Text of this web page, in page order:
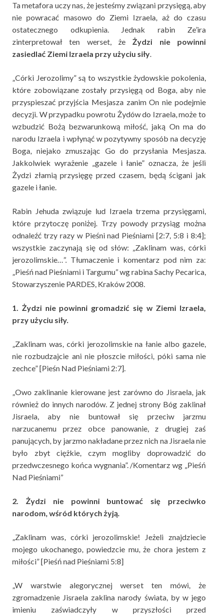
Ta metafora uczy nas, że jesteśmy związani przysięgą, aby
nie powracać masowo do Ziemi Izraela, aż do czasu
ostatecznego odkupienia. Jednak rabin Ze’ira
zinterpretował ten werset, żeŻydzi nie powinni
zasiedlać Ziemi Izraela przy użyciu siły.
„Córki Jerozolimy” są to wszystkie żydowskie pokolenia,
które zobowiązane zostały przysięgą od Boga, aby nie
przyspieszać przyjścia Mesjasza zanim On nie podejmie
decyzji. W przypadku powrotu Żydów do Izraela, może to
wzbudzić Bożą bezwarunkową miłość, jaką On ma do
narodu Izraela i wpłynąć w pozytywny sposób na decyzję
Boga, niejako zmuszając Go do przysłania Mesjasza.
Jakkolwiek wyrażenie „gazele i łanie” oznacza, że jeśli
Żydzi złamią przysięgę przed czasem, będą ścigani jak
gazele i łanie.
Rabin Jehuda związuje lud Izraela trzema przysięgami,
które przytoczę poniżej. Trzy powody przysiąg można
odnaleźć trzy razy w Pieśni nad Pieśniami [2:7, 5:8 i 8:4];
wszystkie zaczynają się od słów: „Zaklinam was, córki
jerozolimskie…”. Tłumaczenie i komentarz pod nim za:
„Pieśń nad Pieśniami i Targumu” wg rabina Sachy Pecarica,
Stowarzyszenie PARDES, Kraków 2008.
1. Żydzi nie powinni gromadzić się w Ziemi Izraela,
przy użyciu siły.
„Zaklinam was, córki jerozolimskie na łanie albo gazele,
nie rozbudzajcie ani nie płoszcie miłości, póki sama nie
zechce” [Pieśn Nad Pieśniami 2:7].
„Owo zaklinanie kierowane jest zarówno do Jisraela, jak
również do innych narodów. Z jednej strony Bóg zaklinał
Jisraela, aby nie buntował się przeciw jarzmu
narzucanemu przez obce panowanie, z drugiej zaś
panujących, by jarzmo nakładane przez nich na Jisraela nie
było zbyt ciężkie, czym mogliby doprowadzić do
przedwczesnego końca wygnania”. /Komentarz wg „Pieśń
Nad Pieśniami”
2. Żydzi nie powinni buntować się przeciwko
narodom, wśród których żyją.
„Zaklinam was, córki jerozolimskie! Jeżeli znajdziecie
mojego ukochanego, powiedzcie mu, że chora jestem z
miłości” [Pieśń nad Pieśniami 5:8]
„W warstwie alegorycznej werset ten mówi, że
zgromadzenie Jisraela zaklina narody świata, by w jego
imieniu zaświadczyły w przyszłości przed